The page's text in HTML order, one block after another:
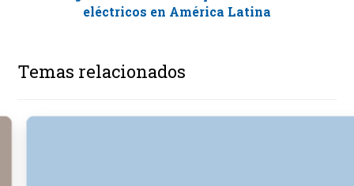
eléctricos en América Latina
Temas relacionados